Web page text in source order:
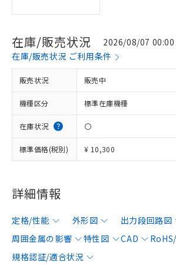
在庫/販売状況
2026/08/07 00:00
在庫/販売状況 ご利用条件
販売状況 販売中
機種区分 標準在庫機種
在庫状況 〇
標準価格(税別) ¥ 10,300
詳細情報
定格/性能 外形図 出力段回路図
周囲金属の影響
特性図 CAD
規格認証/適合状況